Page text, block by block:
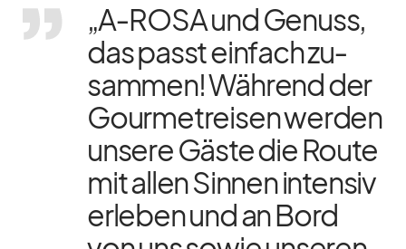
„A‑ROSA und Ge­nuss,
das passt ein­fach zu­
sam­men! Wäh­rend der
Gour­met­rei­sen wer­den
un­sere Gäste die Route
mit al­len Sin­nen in­ten­siv
er­le­ben und an Bord